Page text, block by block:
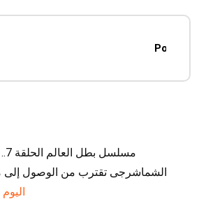
Post
الشماشرجى تقترب من الوصول إلى